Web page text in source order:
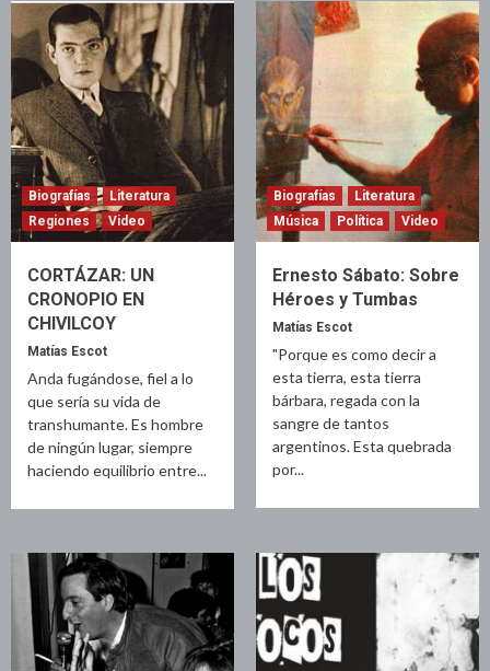
Biografías
Literatura
Regiones
Video
CORTÁZAR: UN
CRONOPIO EN
CHIVILCOY
Matías Escot
Anda fugándose, fiel a lo
que sería su vida de
transhumante. Es hombre
de ningún lugar, siempre
haciendo equilibrio entre...
Biografías
Literatura
Música
Política Video
Ernesto Sábato: Sobre
Héroes y Tumbas
Matías Escot
"Porque es como decir a
esta tierra, esta tierra
bárbara, regada con la
sangre de tantos
argentinos. Esta quebrada
por...